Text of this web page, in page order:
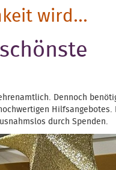
wird...
Dennoch
Hilfsangebotes.
durch Spenden.